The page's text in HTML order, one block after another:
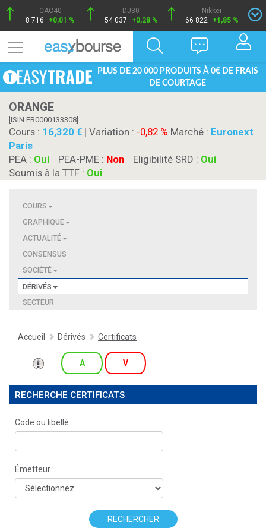
CAC40
8 716
+0,01 %
DJ30
54 037
+0,28 %
Nikkei
66 822
+1,85 %
PLUS DE 20 000 PRODUITS À 0€ DE FRAIS
DE COURTAGE
ORANGE
[ISIN FR0000133308]
Cours : 16,320 | Variation : -0,82 % Marché : Euronext
Paris
PEA : Oui PEA-PME : Non Eligibilité SRD : Oui
Soumis à la TTF : Oui
COURS
GRAPHIQUE
ACTUALITÉ
CONSENSUS
SOCIÉTÉ
DÉRIVÉS
SECTEUR
Accueil Dérivés Certificats
A V
RECHERCHE CERTIFICATS
Code ou libellé :
Émetteur :
RECHERCHER